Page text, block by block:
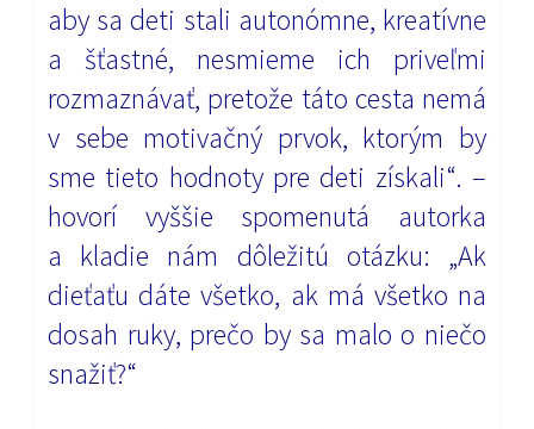
aby sa deti stali autonómne, kreatívne
a šťastné, nesmieme ich priveľmi
rozmaznávať, pretože táto cesta nemá
v sebe motivačný prvok, ktorým by
sme tieto hodnoty pre deti získali“. –
hovorí vyššie spomenutá autorka
a kladie nám dôležitú otázku: „Ak
dieťaťu dáte všetko, ak má všetko na
dosah ruky, prečo by sa malo o niečo
snažiť?“